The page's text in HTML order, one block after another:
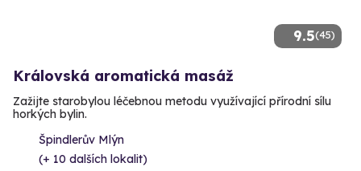
9.5(45)
Královská aromatická masáž
Zažijte starobylou léčebnou metodu využívající přírodní sílu
horkých bylin.
Špindlerův Mlýn
(+ 10 dalších lokalit)